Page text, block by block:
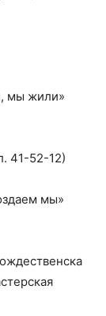
мы жили»
41-52-12)
мы»